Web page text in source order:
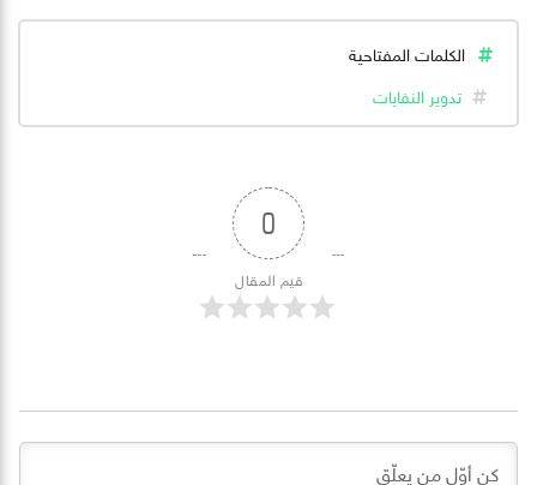
الكلمات المفتاحية
تدوير النفايات
0
قيم المقال